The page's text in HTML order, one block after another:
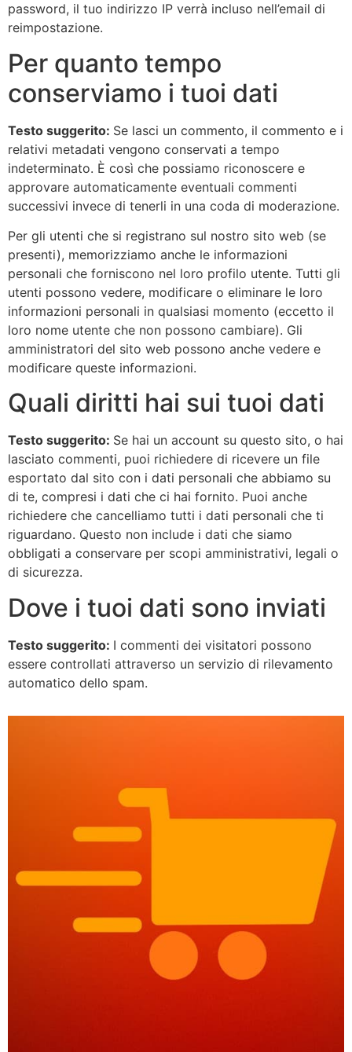
password, il tuo indirizzo IP verrà incluso nell’email di
reimpostazione.
Per quanto tempo
conserviamo i tuoi dati
Testo suggerito: Se lasci un commento, il commento e i
relativi metadati vengono conservati a tempo
indeterminato. È così che possiamo riconoscere e
approvare automaticamente eventuali commenti
successivi invece di tenerli in una coda di moderazione.
Per gli utenti che si registrano sul nostro sito web (se
presenti), memorizziamo anche le informazioni
personali che forniscono nel loro profilo utente. Tutti gli
utenti possono vedere, modificare o eliminare le loro
informazioni personali in qualsiasi momento (eccetto il
loro nome utente che non possono cambiare). Gli
amministratori del sito web possono anche vedere e
modificare queste informazioni.
Quali diritti hai sui tuoi dati
Testo suggerito: Se hai un account su questo sito, o hai
lasciato commenti, puoi richiedere di ricevere un file
esportato dal sito con i dati personali che abbiamo su
di te, compresi i dati che ci hai fornito. Puoi anche
richiedere che cancelliamo tutti i dati personali che ti
riguardano. Questo non include i dati che siamo
obbligati a conservare per scopi amministrativi, legali o
di sicurezza.
Dove i tuoi dati sono inviati
Testo suggerito: I commenti dei visitatori possono
essere controllati attraverso un servizio di rilevamento
automatico dello spam.